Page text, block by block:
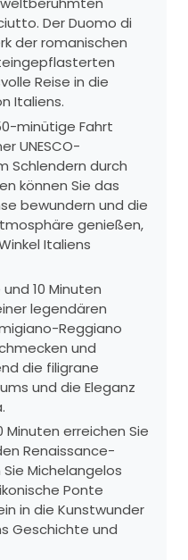
Der Duomo di
der romanischen
Reise in die
Italiens.
minütige Fahrt
UNESCO-
Schlendern durch
können Sie das
bewundern und die
genießen,
Italiens
10 Minuten
legendären
Reggiano
und
die filigrane
und die Eleganz
Minuten erreichen Sie
Renaissance-
Michelangelos
Ponte
in die Kunstwunder
Geschichte und